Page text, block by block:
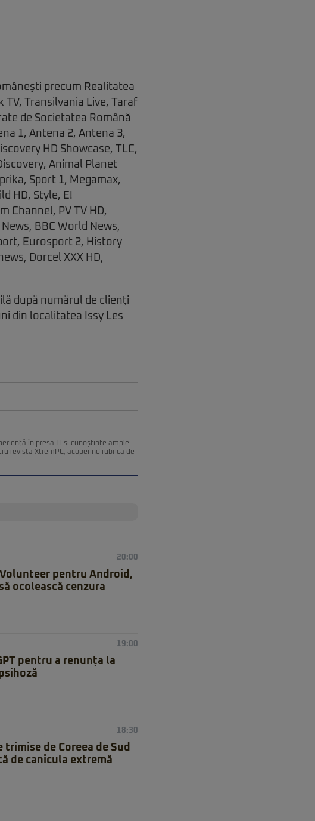
precum Realitatea
TV, Transilvania Live, Taraf
de Societatea Română
1, Antena 2, Antena 3,
HD Showcase, TLC,
Animal Planet
Sport 1, Megamax,
HD, Style, E!
Channel, PV TV HD,
BBC World News,
Eurosport 2, History
Dorcel XXX HD,
după numărul de clienţi
din localitatea Issy Les
în presa IT şi cunoștințe ample
revista XtremPC, acoperind rubrica de
20:00
pentru Android,
ocolească cenzura
19:00
pentru a renunța la
18:30
de Coreea de Sud
de canicula extremă